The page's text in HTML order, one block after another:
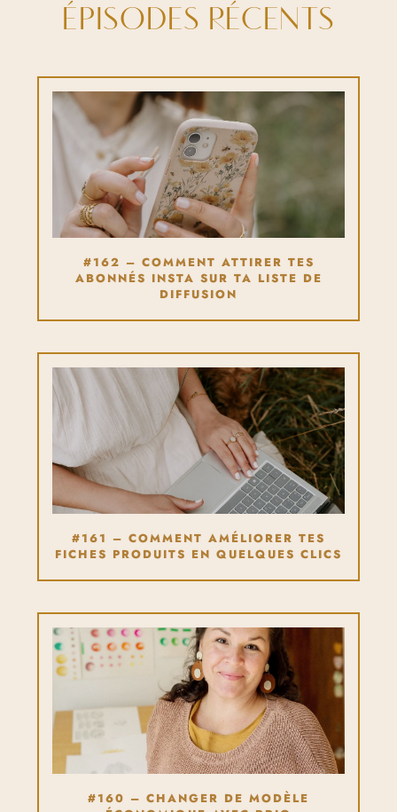
ÉPISODES RÉCENTS
#162 – COMMENT ATTIRER TES
ABONNÉS INSTA SUR TA LISTE DE
DIFFUSION
#161 – COMMENT AMÉLIORER TES
FICHES PRODUITS EN QUELQUES CLICS
#160 – CHANGER DE MODÈLE